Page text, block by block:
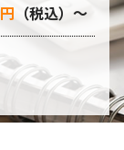
円 （税込）～